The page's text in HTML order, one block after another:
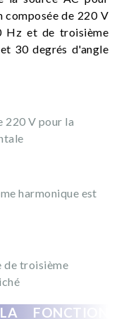
composée de 220 V
Hz et de troisième
30 degrés d'angle
220 V pour la
harmonique est
de troisième
FONCTION